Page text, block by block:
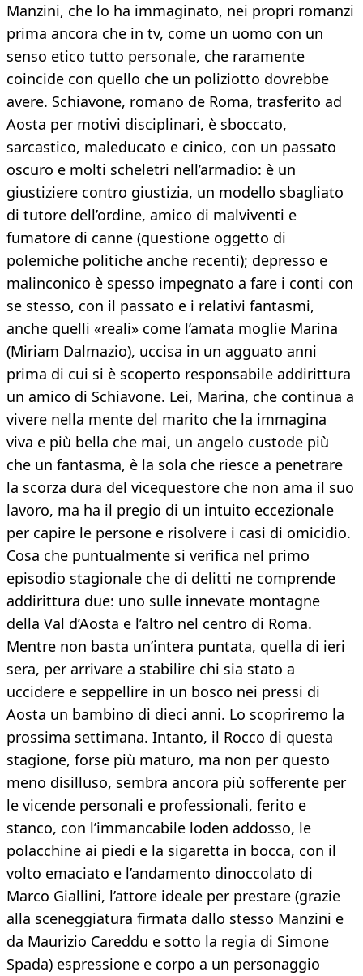
Manzini, che lo ha immaginato, nei propri romanzi
prima ancora che in tv, come un uomo con un
senso etico tutto personale, che raramente
coincide con quello che un poliziotto dovrebbe
avere. Schiavone, romano de Roma, trasferito ad
Aosta per motivi disciplinari, è sboccato,
sarcastico, maleducato e cinico, con un passato
oscuro e molti scheletri nell’armadio: è un
giustiziere contro giustizia, un modello sbagliato
di tutore dell’ordine, amico di malviventi e
fumatore di canne (questione oggetto di
polemiche politiche anche recenti); depresso e
malinconico è spesso impegnato a fare i conti con
se stesso, con il passato e i relativi fantasmi,
anche quelli «reali» come l’amata moglie Marina
(Miriam Dalmazio), uccisa in un agguato anni
prima di cui si è scoperto responsabile addirittura
un amico di Schiavone. Lei, Marina, che continua a
vivere nella mente del marito che la immagina
viva e più bella che mai, un angelo custode più
che un fantasma, è la sola che riesce a penetrare
la scorza dura del vicequestore che non ama il suo
lavoro, ma ha il pregio di un intuito eccezionale
per capire le persone e risolvere i casi di omicidio.
Cosa che puntualmente si verifica nel primo
episodio stagionale che di delitti ne comprende
addirittura due: uno sulle innevate montagne
della Val d’Aosta e l’altro nel centro di Roma.
Mentre non basta un’intera puntata, quella di ieri
sera, per arrivare a stabilire chi sia stato a
uccidere e seppellire in un bosco nei pressi di
Aosta un bambino di dieci anni. Lo scopriremo la
prossima settimana. Intanto, il Rocco di questa
stagione, forse più maturo, ma non per questo
meno disilluso, sembra ancora più sofferente per
le vicende personali e professionali, ferito e
stanco, con l’immancabile loden addosso, le
polacchine ai piedi e la sigaretta in bocca, con il
volto emaciato e l’andamento dinoccolato di
Marco Giallini, l’attore ideale per prestare (grazie
alla sceneggiatura firmata dallo stesso Manzini e
da Maurizio Careddu e sotto la regia di Simone
Spada) espressione e corpo a un personaggio